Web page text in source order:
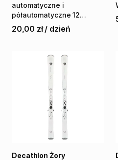
automatyczne i
półautomatyczne 12
zębów
20,00 zł / dzień
Decathlon Żory